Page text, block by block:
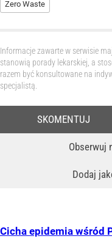
Zero Waste
Informacje zawarte w serwisie
stanowią porady lekarskiej, a
razem być konsultowane na
specjalistą.
Obserwuj
Dodaj
SKOMENTUJ
Cicha epidemia wśród